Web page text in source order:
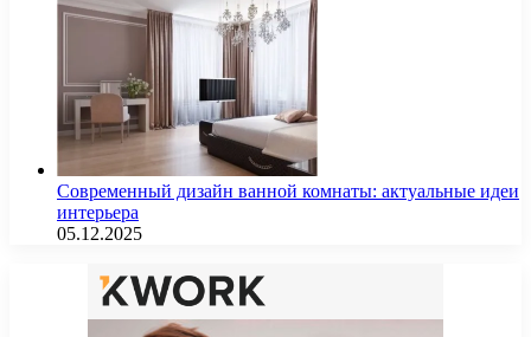
Современный дизайн ванной комнаты: актуальные идеи
интерьера
05.12.2025